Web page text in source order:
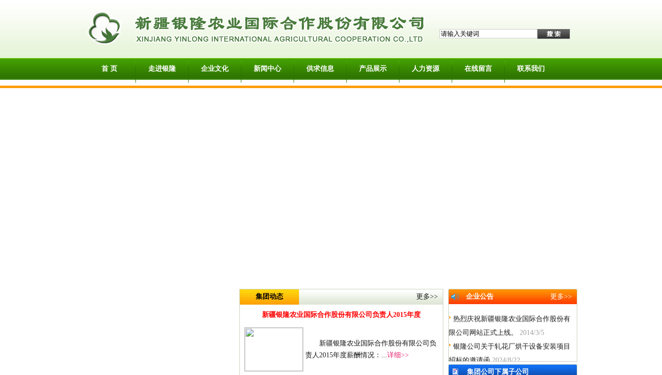
首 页 走进银隆 企业文化 新闻中心 供求信息 产品展示 人力资源 在线留言 联系我们
集团动态 更多>>
新疆银隆农业国际合作股份有限公司负责人2015年度
新疆银隆农业国际合作股份有限公司负
责人2015年度薪酬情况：...详细>>
企业公告 更多>>
热烈庆祝新疆银隆农业国际合作股份有
限公司网站正式上线。
2014/3/5
银隆公司关于轧花厂烘干设备安装项目
招标的邀请函 2024/8/22
银隆公司关于轧花厂土建改造项目招标
集团公司下属子公司